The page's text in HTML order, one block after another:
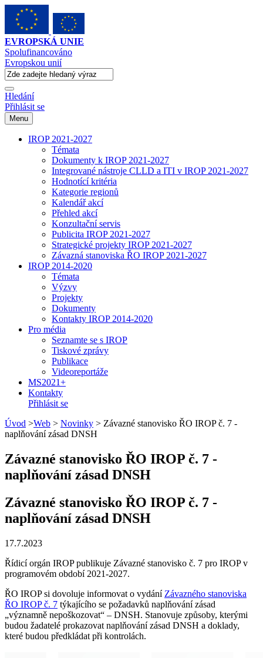
EVROPSKÁ UNIE
Spolufinancováno
Evropskou unií
Hledání
Přihlásit se
Menu
IROP 2021-2027
Témata
Dokumenty k IROP 2021-2027
Integrované nástroje CLLD a ITI v IROP 2021-2027
Hodnotící kritéria
Kategorie regionů
Kalendář akcí
Přehled akcí
Konzultační servis
Publicita IROP 2021-2027
Strategické projekty IROP 2021-2027
Závazná stanoviska ŘO IROP 2021-2027
IROP 2014-2020
Témata
Výzvy
Projekty
Dokumenty
Kontakty IROP 2014-2020
Pro média
Seznamte se s IROP
Tiskové zprávy
Publikace
Videoreportáže
MS2021+
Kontakty
Přihlásit se
Úvod >Web > Novinky > Závazné stanovisko ŘO IROP č. 7 -
naplňování zásad DNSH
Závazné stanovisko ŘO IROP č. 7 -
naplňování zásad DNSH
Závazné stanovisko ŘO IROP č. 7 -
naplňování zásad DNSH
17.7.2023
Řídicí orgán IROP publikuje Závazné stanovisko č. 7 pro IROP v
programovém období 2021-2027.
ŘO IROP si dovoluje informovat o vydání Závazného stanoviska
ŘO IROP č. 7 týkajícího se požadavků naplňování zásad
„významně nepoškozovat“ – DNSH. Stanovuje způsoby, kterými
budou žadatelé prokazovat naplňování zásad DNSH a doklady,
které budou předkládat při kontrolách.